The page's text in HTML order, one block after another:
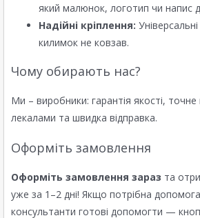
який малюнок, логотип чи напис
Надійні кріплення:
килимок не ковзав.
Чому обирають нас?
Ми – виробники: гарантія якості,
лекалами та швидка відправка.
Оформіть замовлення
Оформіть замовлення зараз та
уже за 1–2 дні! Якщо потрібна
консультанти готові допомогти —